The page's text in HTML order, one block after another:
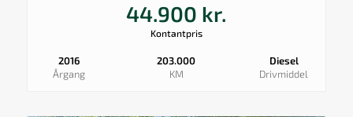
44.900 kr.
Kontantpris
2016
Årgang
203.000
KM
Diesel
Drivmiddel